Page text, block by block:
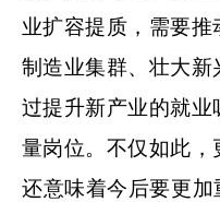
业扩容提质，需要
制造业集群、壮大新
过提升新产业的就
量岗位。不仅如此，
还意味着今后要更加